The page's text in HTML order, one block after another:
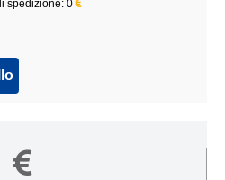
spedizione: 0